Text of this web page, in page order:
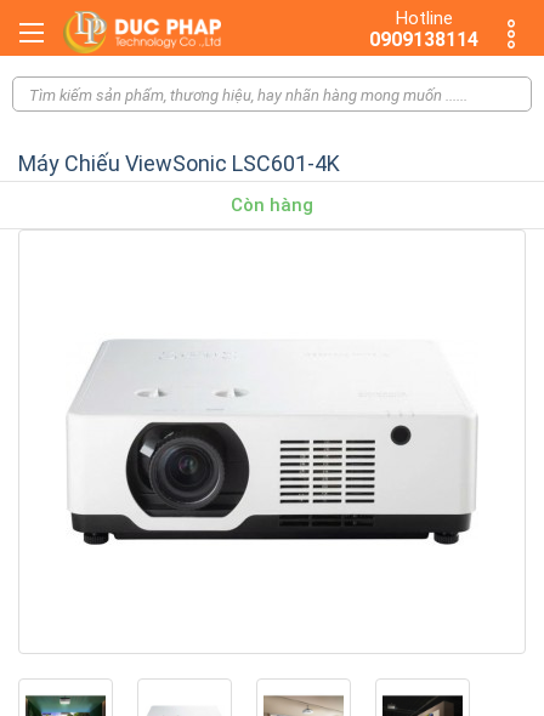
Hotline
0909138114
Máy Chiếu ViewSonic LSC601-4K
Còn hàng